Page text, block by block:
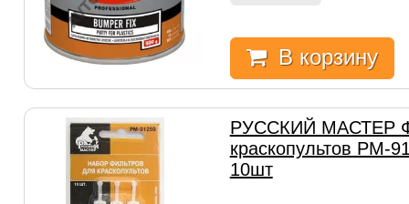
В корзину
РУССКИЙ МАСТЕР
краскопультов РМ-
10шт